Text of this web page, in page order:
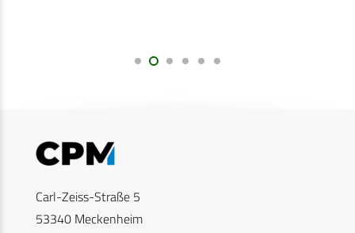
Carl-Zeiss-Straße 5
53340 Meckenheim